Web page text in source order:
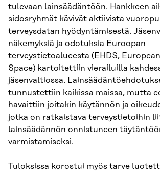
tulevaan lainsäädäntöön. Hankkeen
sidosryhmät kävivät aktiivista
terveysdatan hyödyntämisestä.
näkemyksiä ja odotuksia Euroopan
terveystietoalueesta (EHDS,
Space) kartoitettiin vierailuilla
jäsenvaltiossa.
tunnustettiin kaikissa maissa, mutta
havaittiin joitakin käytännön ja
jotka on ratkaistava terveystietoihin
lainsäädännön onnistuneen
varmistamiseksi.
Tuloksissa korostui myös tarve